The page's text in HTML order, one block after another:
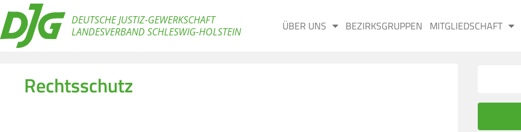
DEUTSCHE JUSTIZ-GEWERKSCHAFT
LANDESVERBAND SCHLESWIG-HOLSTEIN
ÜBER UNS BEZIRKSGRUPPEN MITGLIEDSCHAFT
Rechtsschutz